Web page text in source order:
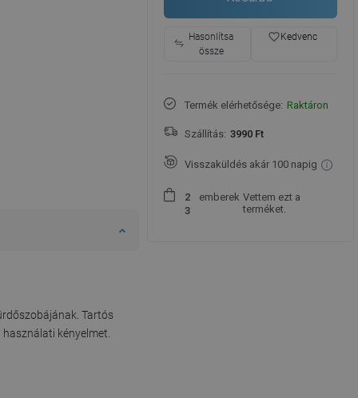
Tartós
kényelmet.
Hasonlítsa
össze
favorite_borderKedvenc
Termék elérhetősége: Raktáron
Szállítás: 3990 Ft
Visszaküldés akár 100 napig
2
3
emberek Vettem ezt a
terméket.